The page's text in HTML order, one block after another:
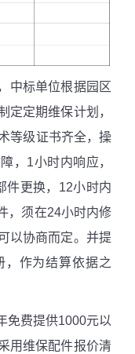
中标单位根据园区
定定期维保计划，
等级证书齐全，操
， 1小时内响应，
更换， 12小时内
，须在24小时内修
以协商而定。并提
，作为结算依据之
免费提供1000元以
用维保配件报价清